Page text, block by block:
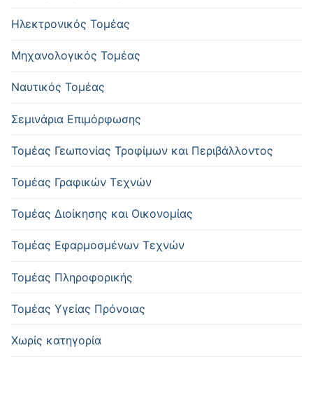
Ηλεκτρονικός Τομέας
Μηχανολογικός Τομέας
Ναυτικός Τομέας
Σεμινάρια Επιμόρφωσης
Τομέας Γεωπονίας Τροφίμων και Περιβάλλοντος
Τομέας Γραφικών Τεχνών
Τομέας Διοίκησης και Οικονομίας
Τομέας Εφαρμοσμένων Τεχνών
Τομέας Πληροφορικής
Τομέας Υγείας Πρόνοιας
Χωρίς κατηγορία